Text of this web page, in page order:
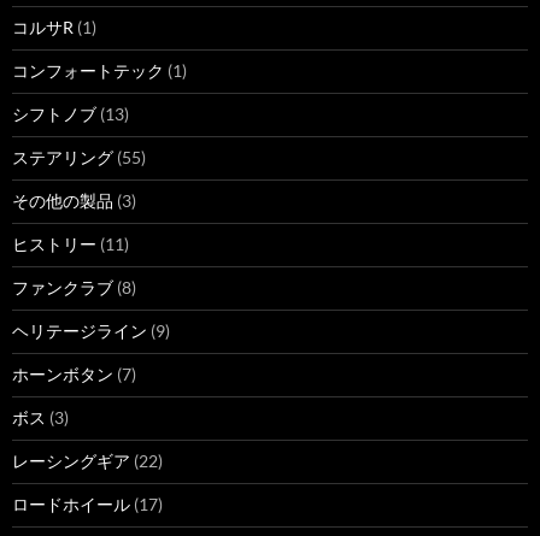
コルサR (1)
コンフォートテック (1)
シフトノブ (13)
ステアリング (55)
その他の製品 (3)
ヒストリー (11)
ファンクラブ (8)
ヘリテージライン (9)
ホーンボタン (7)
ボス (3)
レーシングギア (22)
ロードホイール (17)